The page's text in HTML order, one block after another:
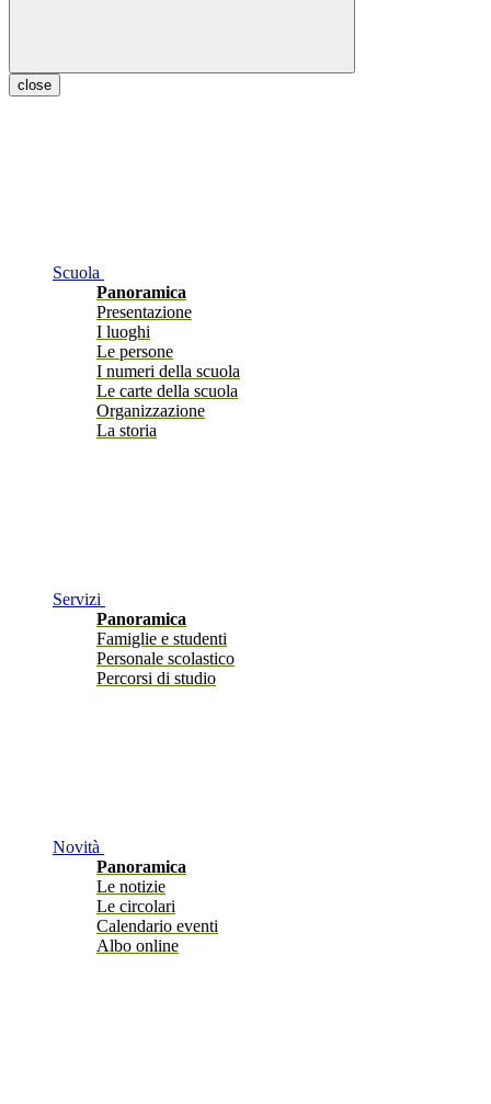
close
Scuola
Panoramica
Presentazione
I luoghi
Le persone
I numeri della scuola
Le carte della scuola
Organizzazione
La storia
Servizi
Panoramica
Famiglie e studenti
Personale scolastico
Percorsi di studio
Novità
Panoramica
Le notizie
Le circolari
Calendario eventi
Albo online